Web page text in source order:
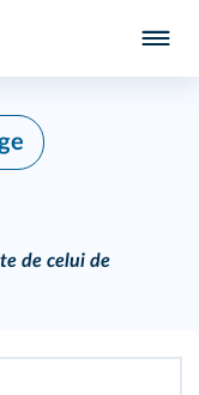
de celui de